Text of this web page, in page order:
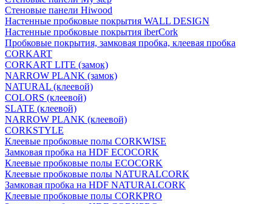
Стеновые панели Hiwood
Настенные пробковые покрытия WALL DESIGN
Настенные пробковые покрытия iberCork
Пробковые покрытия, замковая пробка, клеевая пробка
CORKART
CORKART LITE (замок)
NARROW PLANK (замок)
NATURAL (клеевой)
COLORS (клеевой)
SLATE (клеевой)
NARROW PLANK (клеевой)
CORKSTYLE
Клеевые пробковые полы CORKWISE
Замковая пробка на HDF ECOCORK
Клеевые пробковые полы ECOCORK
Клеевые пробковые полы NATURALCORK
Замковая пробка на HDF NATURALCORK
Клеевые пробковые полы CORKPRO